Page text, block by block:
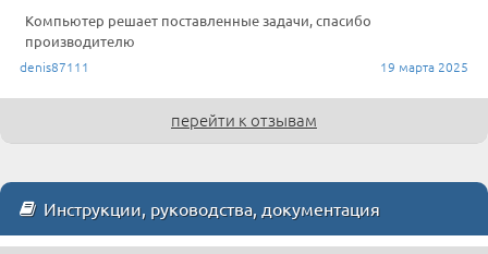
Компьютер решает поставленные задачи, спасибо
производителю
denis87111 19 марта 2025
перейти к отзывам
Инструкции, руководства, документация